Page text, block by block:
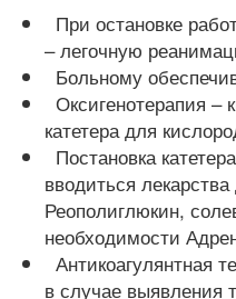
При остановке
– легочную
Больному
Оксигенотерапия –
катетера для
Постановка
вводиться
Реополиглюкин,
необходимости
Антикоагулянтная
в случае выявления